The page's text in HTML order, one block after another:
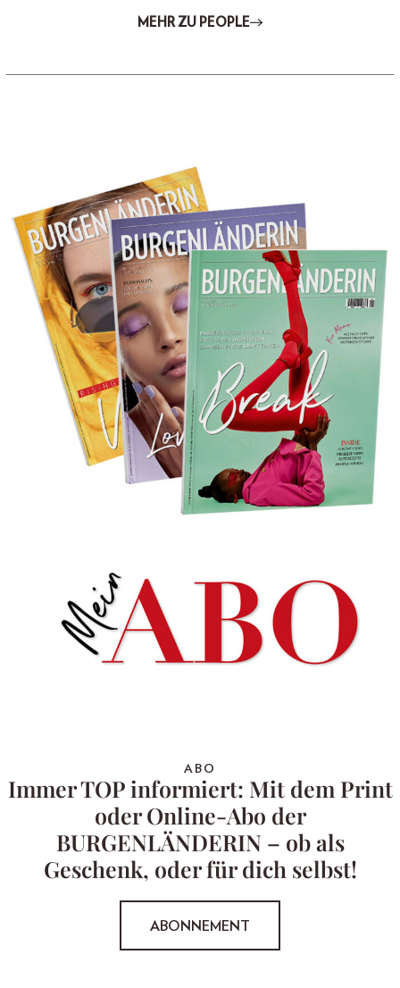
MEHR ZU PEOPLE
ABO
Immer TOP informiert: Mit dem Print
oder Online-Abo der
BURGENLÄNDERIN – ob als
Geschenk, oder für dich selbst!
ABONNEMENT